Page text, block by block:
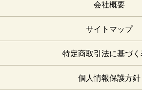
会社概要
サイトマップ
特定商取引法に基づ
個人情報保護方針